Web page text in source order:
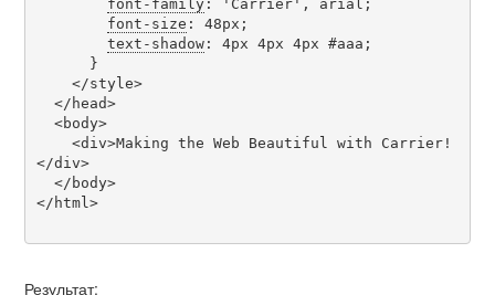
font-family: 'Carrier', arial;
font-size : 48px;
text-shadow: 4px 4px 4px #aaa;
</div>
</html>
Результат: